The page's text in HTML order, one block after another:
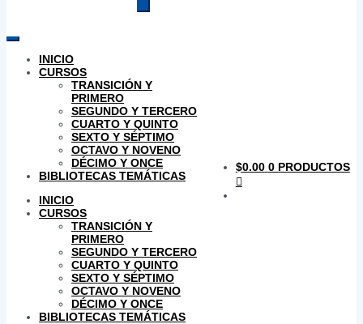
productos
INICIO
CURSOS
TRANSICIÓN Y
PRIMERO
SEGUNDO Y TERCERO
CUARTO Y QUINTO
SEXTO Y SÉPTIMO
OCTAVO Y NOVENO
DÉCIMO Y ONCE
BIBLIOTECAS TEMÁTICAS
INICIO
CURSOS
TRANSICIÓN Y
PRIMERO
SEGUNDO Y TERCERO
CUARTO Y QUINTO
SEXTO Y SÉPTIMO
OCTAVO Y NOVENO
DÉCIMO Y ONCE
BIBLIOTECAS TEMÁTICAS
$0.00 0 PRODUCTOS